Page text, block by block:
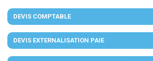
DEVIS COMPTABLE
DEVIS EXTERNALISATION PAIE